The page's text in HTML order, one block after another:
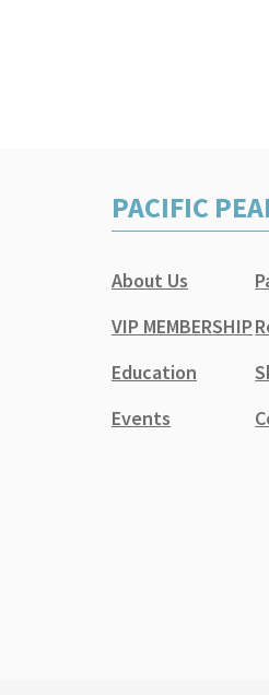
PACIFIC
About Us
VIP MEMBERSHIP
Education
Events